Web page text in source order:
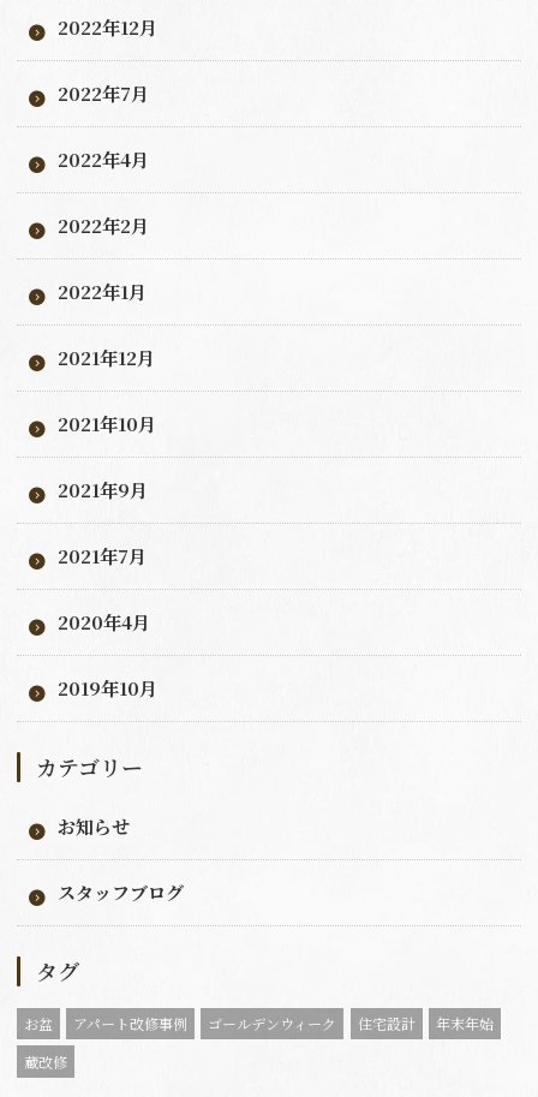
2022年12月
2022年7月
2022年4月
2022年2月
2022年1月
2021年12月
2021年10月
2021年9月
2021年7月
2020年4月
2019年10月
カテゴリー
お知らせ
スタッフブログ
タグ
お盆 アパート改修事例 ゴールデンウィーク 住宅設計
年末年始
蔵改修